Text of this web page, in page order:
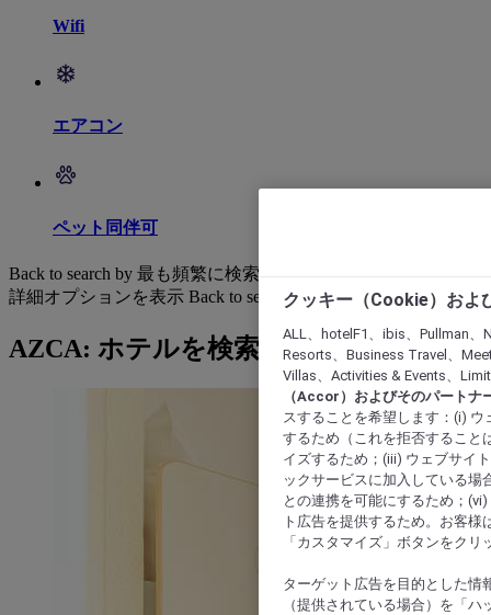
Wifi
エアコン
ペット同伴可
Back to search by 最も頻繁に検索されています
詳細オプションを表示 Back to search by categories
AZCA: ホテルを検索する
クッキー（Cookie）およ
ALL、hotelF1、ibis、Pullman
Resorts、Business Travel、
Villas、Activities & Events、
（Accor）およびそのパートナ
スすることを希望します：(i)
するため（これを拒否すること
イズするため；(iii) ウェブサイ
ックサービスに加入している場
との連携を可能にするため；
ト広告を提供するため。お客
「カスタマイズ」ボタンをク
ターゲット広告を目的とした情
（提供されている場合）を「